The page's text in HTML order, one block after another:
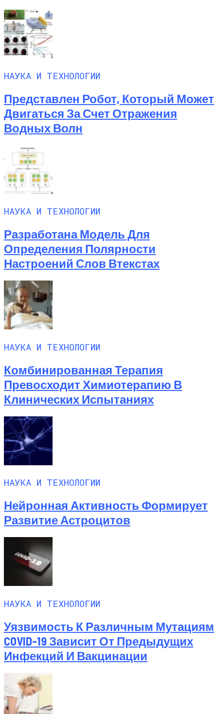
НАУКА И ТЕХНОЛОГИИ
Представлен Робот, Который Может
Двигаться За Счет Отражения
Водных Волн
НАУКА И ТЕХНОЛОГИИ
Разработана Модель Для
Определения Полярности
Настроений Слов Втекстах
НАУКА И ТЕХНОЛОГИИ
Комбинированная Терапия
Превосходит Химиотерапию В
Клинических Испытаниях
НАУКА И ТЕХНОЛОГИИ
Нейронная Активность Формирует
Развитие Астроцитов
НАУКА И ТЕХНОЛОГИИ
Уязвимость К Различным Мутациям
COVID-19 Зависит От Предыдущих
Инфекций И Вакцинации